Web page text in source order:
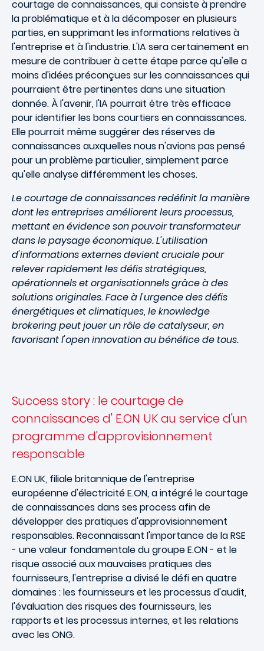
courtage de connaissances, qui consiste à prendre
la problématique et à la décomposer en plusieurs
parties, en supprimant les informations relatives à
l'entreprise et à l'industrie. L'IA sera certainement en
mesure de contribuer à cette étape parce qu'elle a
moins d'idées préconçues sur les connaissances qui
pourraient être pertinentes dans une situation
donnée. À l'avenir, l'IA pourrait être très efficace
pour identifier les bons courtiers en connaissances.
Elle pourrait même suggérer des réserves de
connaissances auxquelles nous n'avions pas pensé
pour un problème particulier, simplement parce
qu'elle analyse différemment les choses.
Le courtage de connaissances redéfinit la manière
dont les entreprises améliorent leurs processus,
mettant en évidence son pouvoir transformateur
dans le paysage économique. L'utilisation
d'informations externes devient cruciale pour
relever rapidement les défis stratégiques,
opérationnels et organisationnels grâce à des
solutions originales. Face à l'urgence des défis
énergétiques et climatiques, le knowledge
brokering peut jouer un rôle de catalyseur, en
favorisant l'open innovation au bénéfice de tous.
Success story : le courtage de
connaissances d' E.ON UK au service d'un
programme d'approvisionnement
responsable
E.ON UK, filiale britannique de l'entreprise
européenne d'électricité E.ON, a intégré le courtage
de connaissances dans ses process afin de
développer des pratiques d'approvisionnement
responsables. Reconnaissant l'importance de la RSE
- une valeur fondamentale du groupe E.ON - et le
risque associé aux mauvaises pratiques des
fournisseurs, l'entreprise a divisé le défi en quatre
domaines : les fournisseurs et les processus d'audit,
l'évaluation des risques des fournisseurs, les
rapports et les processus internes, et les relations
avec les ONG.